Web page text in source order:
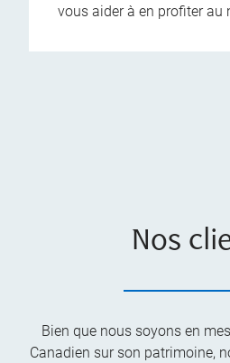
vous aider à en profiter au
Nos
Bien que nous soyons en
Canadien sur son patrimoine,